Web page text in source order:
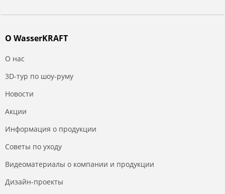
О WasserKRAFT
О нас
3D-тур по шоу-руму
Новости
Акции
Информация о продукции
Советы по уходу
Видеоматериалы о компании и продукции
Дизайн-проекты